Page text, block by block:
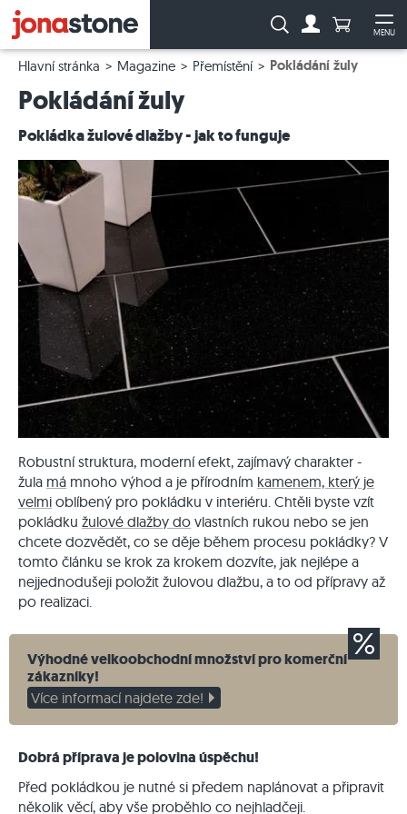
MENU
Vyhledávání:Počet
Hlavní stránka Magazine Přemístění Pokládání žuly
Pokládání žuly
Pokládka žulové dlažby - jak to funguje
Robustní struktura, moderní efekt, zajímavý charakter -
žula má mnoho výhod a je přírodním kamenem, který je
velmi oblíbený pro pokládku v interiéru. Chtěli byste vzít
pokládku žulové dlažby do vlastních rukou nebo se jen
chcete dozvědět, co se děje během procesu pokládky? V
tomto článku se krok za krokem dozvíte, jak nejlépe a
nejjednodušeji položit žulovou dlažbu, a to od přípravy až
po realizaci.
Výhodné velkoobchodní množství pro komerční
zákazníky!
Více informací najdete zde!
Dobrá příprava je polovina úspěchu!
Před pokládkou je nutné si předem naplánovat a připravit
několik věcí, aby vše proběhlo co nejhladčeji.